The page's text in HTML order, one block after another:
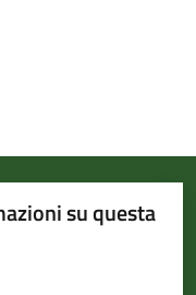
su questa